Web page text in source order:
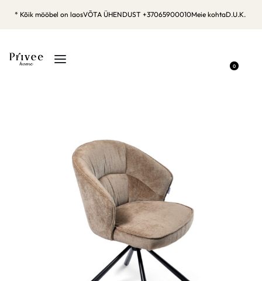
* Kõik mööbel on laosVÕTA ÜHENDUST +37065900010Meie kohtaD.U.K.
0